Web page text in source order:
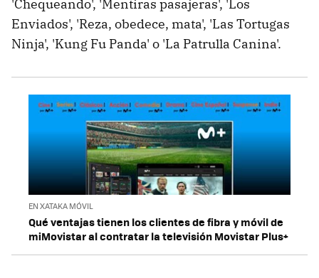
'Chequeando', 'Mentiras pasajeras', 'Los
Enviados', 'Reza, obedece, mata', 'Las Tortugas
Ninja', 'Kung Fu Panda' o 'La Patrulla Canina'.
EN XATAKA MÓVIL
Qué ventajas tienen los clientes de fibra y móvil de
miMovistar al contratar la televisión Movistar Plus+